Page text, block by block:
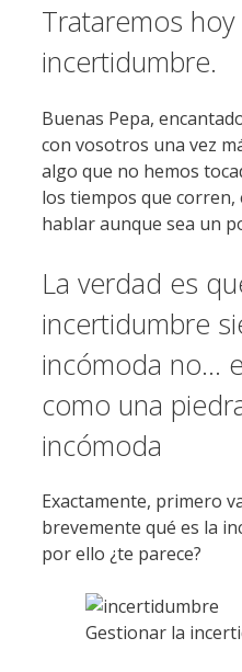
Trataremos
incertidumbre.
Buenas Pepa,
con vosotros una vez
algo que no hemos
los tiempos que corren,
hablar aunque sea un
La verdad es
incertidumbre
incómoda no…
como una
incómoda
Exactamente, primero
brevemente qué es la
por ello ¿te parece?
Gestionar la